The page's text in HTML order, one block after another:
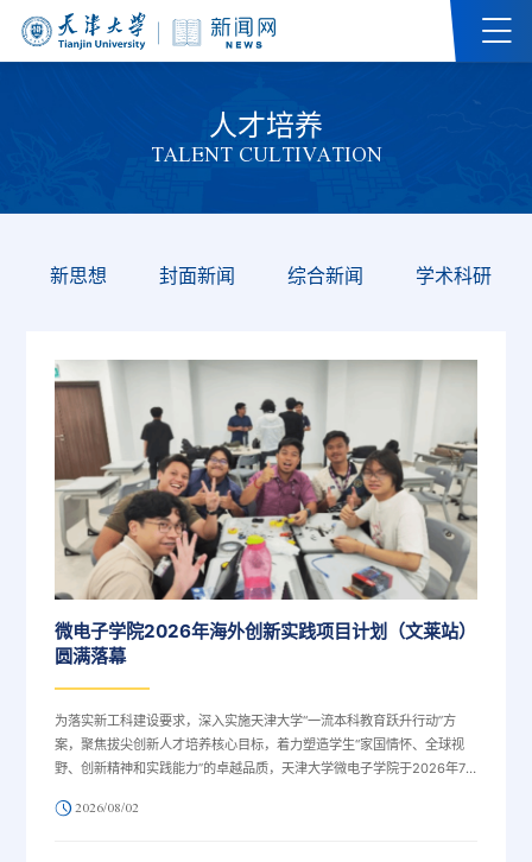
人才培养
TALENT CULTIVATION
新思想 封面新闻 综合新闻 学术科研
微电子学院2026年海外创新实践项目计划（文莱站）
圆满落幕
为落实新工科建设要求，深入实施天津大学“一流本科教育跃升行动”方
案，聚焦拔尖创新人才培养核心目标，着力塑造学生“家国情怀、全球视
野、创新精神和实践能力”的卓越品质，天津大学微电子学院于2026年7
2026/08/02